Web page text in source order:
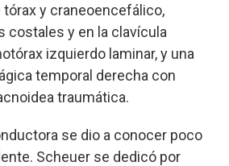
y craneoencefálico,
costales y en la clavícula
izquierdo laminar, y una
temporal derecha con
traumática.
se dio a conocer poco
Scheuer se dedicó por